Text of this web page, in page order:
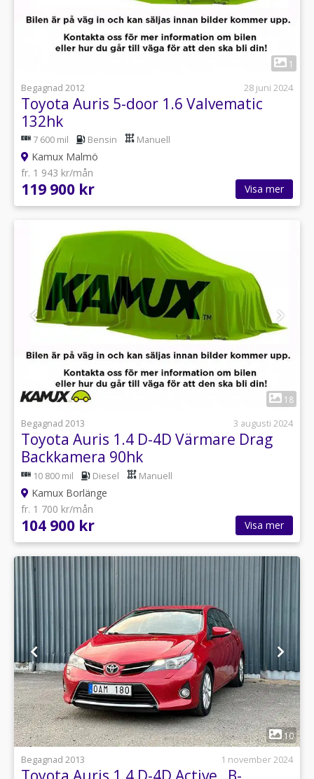
1
Begagnad 2012
28 juni 2024
Toyota Auris 5-door 1.6 Valvematic
132hk
7 600 mil Bensin Manuell
Kamux Malmö
fr. 1 943 kr/mån
119 900 kr Visa mer
18
Begagnad 2013
3 augusti 2024
Toyota Auris 1.4 D-4D Värmare Drag
Backkamera 90hk
10 800 mil Diesel Manuell
Kamux Borlänge
fr. 1 700 kr/mån
104 900 kr Visa mer
1
10
Begagnad 2013
1 november 2024